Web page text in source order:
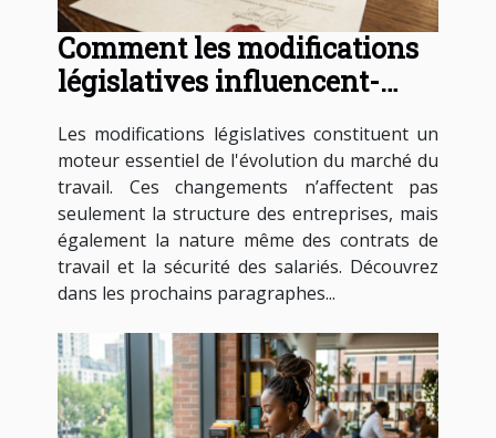
Comment les modifications
législatives influencent-
Les modifications législatives constituent un
moteur essentiel de l'évolution du marché du
travail. Ces changements n’affectent pas
seulement la structure des entreprises, mais
également la nature même des contrats de
travail et la sécurité des salariés. Découvrez
dans les prochains paragraphes...